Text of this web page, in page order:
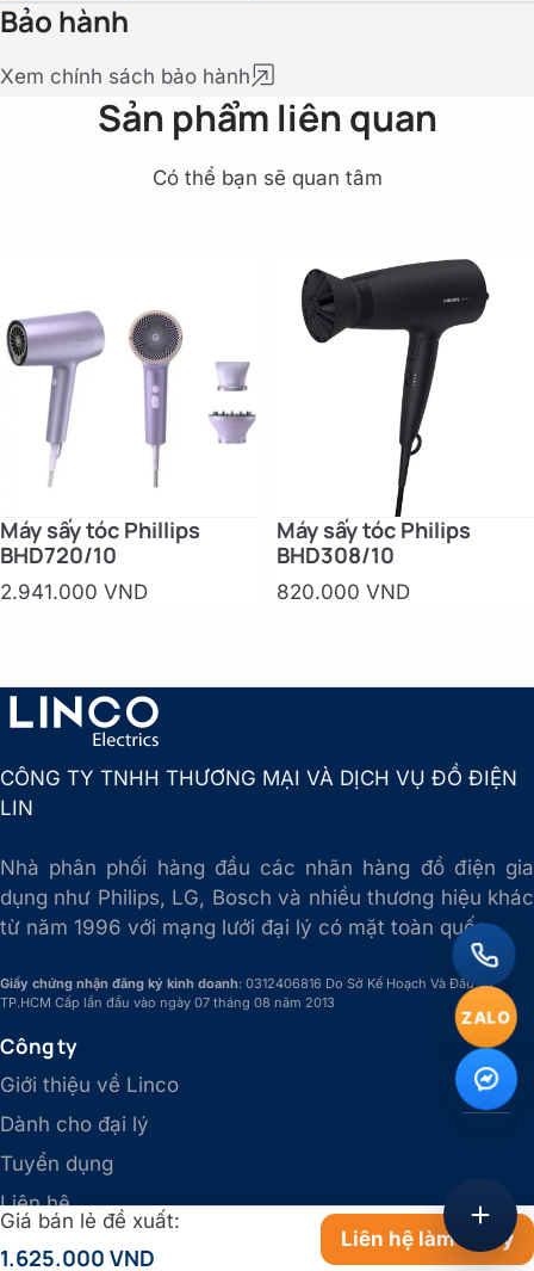
Giá bán lẻ đề xuất:
1.625.000 VND
Liên hệ làm đại lý
Bảo hành
Xem chính sách bảo hành
Sản phẩm liên quan
Có thể bạn sẽ quan tâm
Máy sấy tóc Phillips
BHD720/10
2.941.000 VND
Máy sấy tóc Philips
BHD308/10
820.000 VND
CÔNG TY TNHH THƯƠNG MẠI VÀ DỊCH VỤ ĐỒ ĐIỆN
LIN
Nhà phân phối hàng đầu các nhãn hàng đồ điện gia
dụng như Philips, LG, Bosch và nhiều thương hiệu khác
từ năm 1996 với mạng lưới đại lý có mặt toàn quốc.
Giấy chứng nhận đăng ký kinh doanh: 0312406816 Do Sở Kế Hoạch Và Đầu Tư
TP.HCM Cấp lần đầu vào ngày 07 tháng 08 năm 2013
Công ty
Giới thiệu về Linco
Dành cho đại lý
Tuyển dụng
Liên hệ
ZALO